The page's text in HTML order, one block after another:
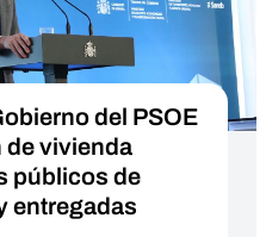
del PSOE
vivienda
públicos de
entregadas